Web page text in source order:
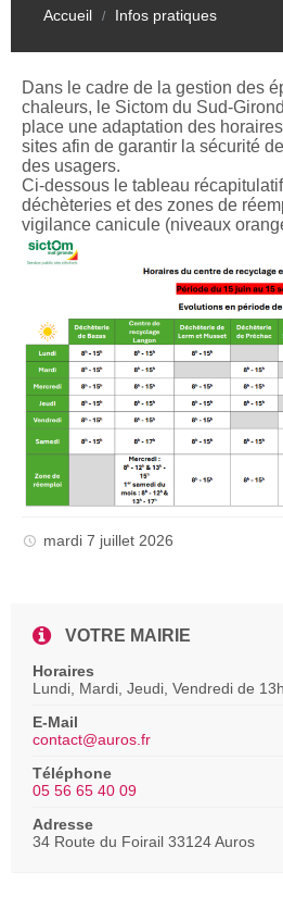
Accueil / Infos pratiques
Dans le cadre de la gestion des
chaleurs, le Sictom du Sud-
place une adaptation des
sites afin de garantir la sécurité
des usagers.
Ci-dessous le tableau
déchèteries et des zones de
vigilance canicule (niveaux
mardi 7 juillet 2026
VOTRE MAIRIE
Horaires
Lundi, Mardi, Jeudi, Vendredi de
E-Mail
contact@auros.fr
Téléphone
05 56 65 40 09
Adresse
34 Route du Foirail 33124 Auros